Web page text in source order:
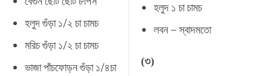
হলুদগুঁড়া ১/২ চাচামচ
মরিচগুঁড়া ১/২ চাচামচ
ভাজাপাঁচফোড়নগুঁড়া ১/৪চা
হলুদ ১ চাচামচ
লবন–স্বাদমতো
(৩)